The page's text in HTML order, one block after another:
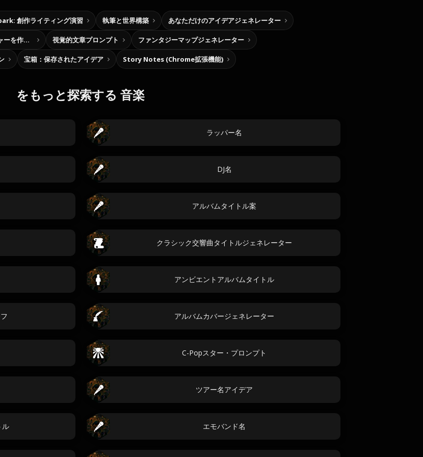
創作ライティング演習 執筆と世界構築 あなただけのアイデアジェネレーター
自分だけの選択型アドベンチャーを作ろう 視覚的文章プロンプト ファンタジーマップジェネレーター
宝箱：保存されたアイデア Story Notes (Chrome拡張機能)
をもっと探索する 音楽
ラッパー名
DJ名
アルバムタイトル案
クラシック交響曲タイトルジェネレーター
アンビエントアルバムタイトル
アルバムカバージェネレーター
C-Popスター・プロンプト
ツアー名アイデア
ル エモバンド名